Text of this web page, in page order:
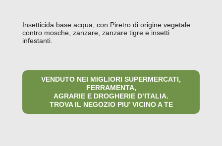
Insetticida base acqua, con Piretro di origine vegetale
contro mosche, zanzare, zanzare tigre e insetti
infestanti.
VENDUTO NEI MIGLIORI SUPERMERCATI,
FERRAMENTA,
AGRARIE E DROGHERIE D’ITALIA.
TROVA IL NEGOZIO PIU’ VICINO A TE